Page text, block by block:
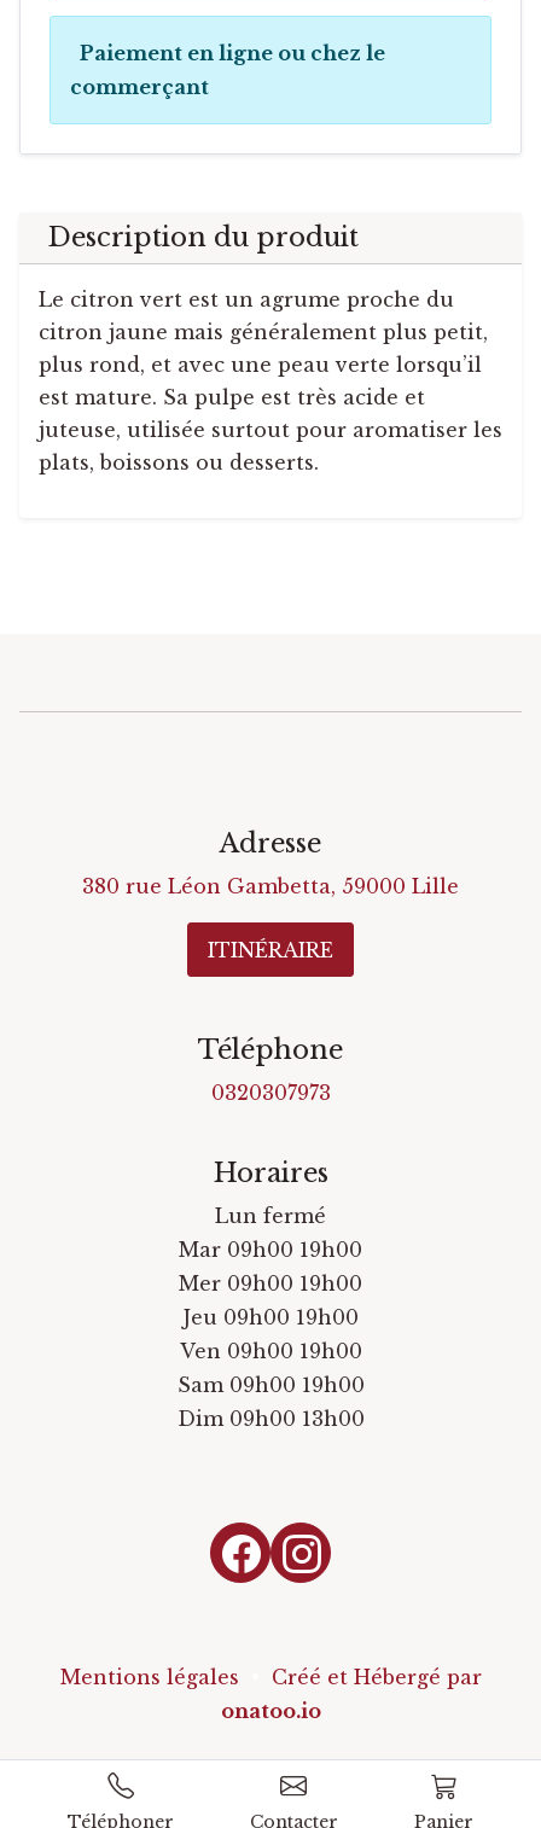
Paiement en ligne ou chez le
commerçant
Description du produit
Le citron vert est un agrume proche du
citron jaune mais généralement plus petit,
plus rond, et avec une peau verte lorsqu’il
est mature. Sa pulpe est très acide et
juteuse, utilisée surtout pour aromatiser les
plats, boissons ou desserts.
Adresse
380 rue Léon Gambetta, 59000 Lille
ITINÉRAIRE
Téléphone
0320307973
Horaires
Lun fermé
Mar 09h00 19h00
Mer 09h00 19h00
Jeu 09h00 19h00
Ven 09h00 19h00
Sam 09h00 19h00
Dim 09h00 13h00
Mentions légales
Créé et Hébergé par
onatoo.io
Téléphoner Contacter Panier